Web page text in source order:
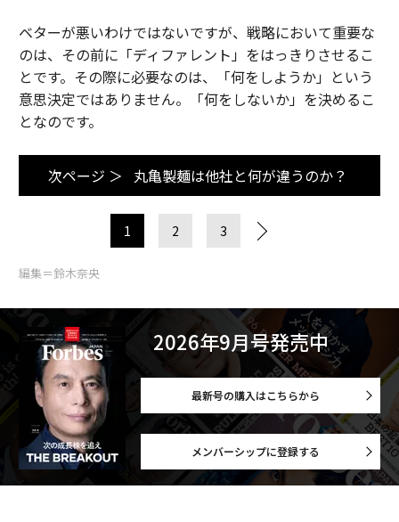
ベターが悪いわけではないですが、戦略において重要な
のは、その前に「ディファレント」をはっきりさせるこ
とです。その際に必要なのは、「何をしようか」という
意思決定ではありません。「何をしないか」を決めるこ
となのです。
次ページ ＞ 丸亀製麺は他社と何が違うのか？
1 2 3
編集＝鈴木奈央
2026年9月号発売中
最新号の購入はこちらから
メンバーシップに登録する